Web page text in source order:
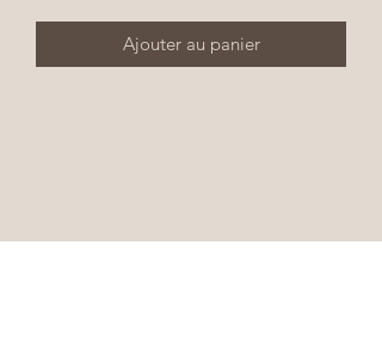
Ajouter au panier